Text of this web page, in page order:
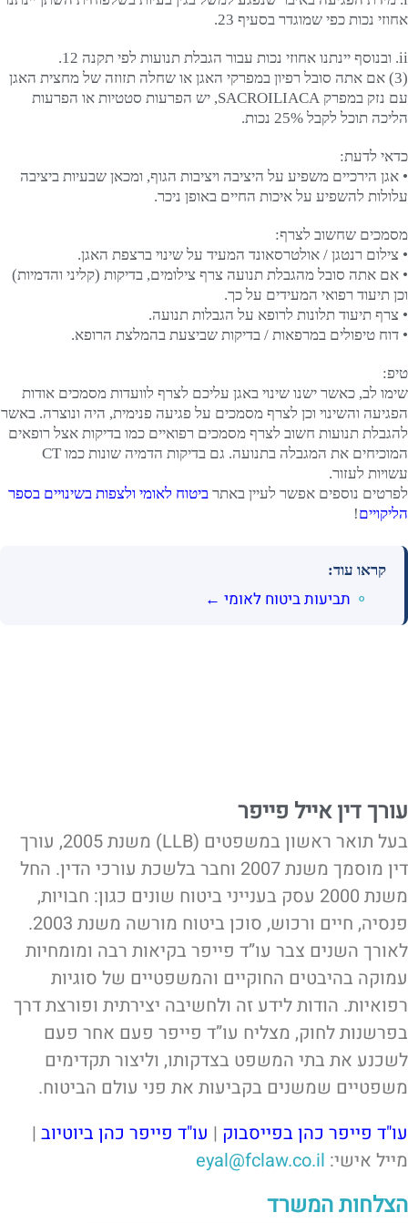
אחוזי נכות כפי שמוגדר בסעיף 23.
ii. ובנוסף יינתנו אחוזי נכות עבור הגבלת תנועות לפי תקנה 12.
(3) אם אתה סובל רפיון במפרקי האגן או שחלה תזוזה של מחצית האגן
עם נזק במפרק SACROILIACA, יש הפרעות סטטיות או הפרעות
הליכה תוכל לקבל 25% נכות.
כדאי לדעת:
• אגן הירכיים משפיע על היציבה ויציבות הגוף, ומכאן שבעיות ביציבה
עלולות להשפיע על איכות החיים באופן ניכר.
מסמכים שחשוב לצרף:
• צילום רנטגן / אולטרסאונד המעיד על שינוי ברצפת האגן.
• אם אתה סובל מהגבלת תנועה צרף צילומים, בדיקות (קליני והדמיות)
וכן תיעוד רפואי המעידים על כך.
• צרף תיעוד תלונות לרופא על הגבלות תנועה.
• דוח טיפולים במרפאות / בדיקות שביצעת בהמלצת הרופא.
טיפ:
שימו לב, כאשר ישנו שינוי באגן עליכם לצרף לוועדות מסמכים אודות
הפגיעה והשינוי וכן לצרף מסמכים על פגיעה פנימית, היה ונוצרה. באשר
להגבלת תנועות חשוב לצרף מסמכים רפואיים כמו בדיקות אצל רופאים
המוכיחים את המגבלה בתנועה. גם בדיקות הדמיה שונות כמו CT
עשויות לעזור.
לפרטים נוספים אפשר לעיין באתר ביטוח לאומי ולצפות בשינויים בספר
הליקויים!
קראו עוד:
תביעות ביטוח לאומי ←
עורך דין אייל פייפר
בעל תואר ראשון במשפטים (LLB) משנת 2005, עורך
דין מוסמך משנת 2007 וחבר בלשכת עורכי הדין. החל
משנת 2000 עסק בענייני ביטוח שונים כגון: חבויות,
פנסיה, חיים ורכוש, סוכן ביטוח מורשה משנת 2003.
לאורך השנים צבר עו”ד פייפר בקיאות רבה ומומחיות
עמוקה בהיבטים החוקיים והמשפטיים של סוגיות
רפואיות. הודות לידע זה ולחשיבה יצירתית ופורצת דרך
בפרשנות לחוק, מצליח עו”ד פייפר פעם אחר פעם
לשכנע את בתי המשפט בצדקותו, וליצור תקדימים
משפטיים שמשנים בקביעות את פני עולם הביטוח.
עו"ד פייפר כהן בפייסבוק | עו"ד פייפר כהן ביוטיוב |
מייל אישי: eyal@fclaw.co.il
הצלחות המשרד